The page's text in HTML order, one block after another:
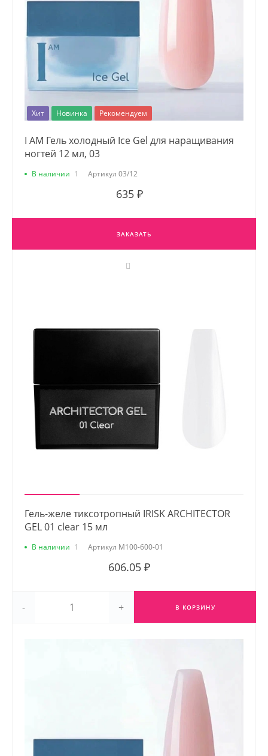
Хит Новинка Рекомендуем
I AM Гель холодный Ice Gel для наращивания
ногтей 12 мл, 03
В наличии 1 Артикул 03/12
635 ₽
ЗАКАЗАТЬ
Гель-желе тиксотропный IRISK ARCHITECTOR
GEL 01 clear 15 мл
В наличии 1 Артикул М100-600-01
606.05 ₽
- + В КОРЗИНУ